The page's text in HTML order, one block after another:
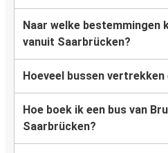
Naar welke bestemmingen
vanuit Saarbrücken?
Hoeveel bussen
Hoe boek ik een bus van
Saarbrücken?